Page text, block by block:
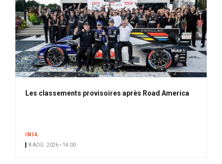
Les classements provisoires après Road America
IMSA
8 AOÛ. 2026 • 14:00